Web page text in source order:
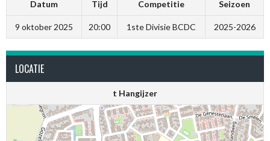
Datum Tijd Competitie Seizoen
9 oktober 2025 20:00 1ste Divisie BCDC 2025-2026
LOCATIE
t Hangijzer